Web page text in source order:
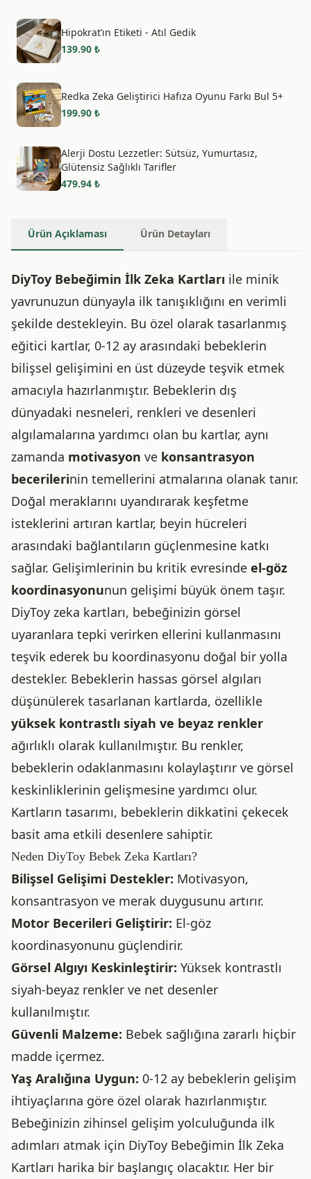
Hipokrat’ın Etiketi - Atıl Gedik
139.90 ₺
Redka Zeka Geliştirici Hafıza Oyunu Farkı Bul 5+
199.90 ₺
Alerji Dostu Lezzetler: Sütsüz, Yumurtasız,
Glütensiz Sağlıklı Tarifler
479.94 ₺
Ürün Açıklaması Ürün Detayları
DiyToy Bebeğimin İlk Zeka Kartları ile minik
yavrunuzun dünyayla ilk tanışıklığını en verimli
şekilde destekleyin. Bu özel olarak tasarlanmış
eğitici kartlar, 0-12 ay arasındaki bebeklerin
bilişsel gelişimini en üst düzeyde teşvik etmek
amacıyla hazırlanmıştır. Bebeklerin dış
dünyadaki nesneleri, renkleri ve desenleri
algılamalarına yardımcı olan bu kartlar, aynı
zamanda motivasyon ve konsantrasyon
becerilerinin temellerini atmalarına olanak tanır.
Doğal meraklarını uyandırarak keşfetme
isteklerini artıran kartlar, beyin hücreleri
arasındaki bağlantıların güçlenmesine katkı
sağlar. Gelişimlerinin bu kritik evresinde el-göz
koordinasyonunun gelişimi büyük önem taşır.
DiyToy zeka kartları, bebeğinizin görsel
uyaranlara tepki verirken ellerini kullanmasını
teşvik ederek bu koordinasyonu doğal bir yolla
destekler. Bebeklerin hassas görsel algıları
düşünülerek tasarlanan kartlarda, özellikle
yüksek kontrastlı siyah ve beyaz renkler
ağırlıklı olarak kullanılmıştır. Bu renkler,
bebeklerin odaklanmasını kolaylaştırır ve görsel
keskinliklerinin gelişmesine yardımcı olur.
Kartların tasarımı, bebeklerin dikkatini çekecek
basit ama etkili desenlere sahiptir.
Neden DiyToy Bebek Zeka Kartları?
Bilişsel Gelişimi Destekler: Motivasyon,
konsantrasyon ve merak duygusunu artırır.
Motor Becerileri Geliştirir: El-göz
koordinasyonunu güçlendirir.
Görsel Algıyı Keskinleştirir: Yüksek kontrastlı
siyah-beyaz renkler ve net desenler
kullanılmıştır.
Güvenli Malzeme: Bebek sağlığına zararlı hiçbir
madde içermez.
Yaş Aralığına Uygun: 0-12 ay bebeklerin gelişim
ihtiyaçlarına göre özel olarak hazırlanmıştır.
Bebeğinizin zihinsel gelişim yolculuğunda ilk
adımları atmak için DiyToy Bebeğimin İlk Zeka
Kartları harika bir başlangıç olacaktır. Her bir